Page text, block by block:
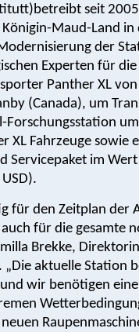
seit
Königin-Maud-Land
der
Experten für die
Panther XL
(Canada), um
Forschungsstation
XL Fahrzeuge sowie
Servicepaket im
für den Zeitplan der
für die gesamte
Brekke,
aktuelle Station
wir benötigen